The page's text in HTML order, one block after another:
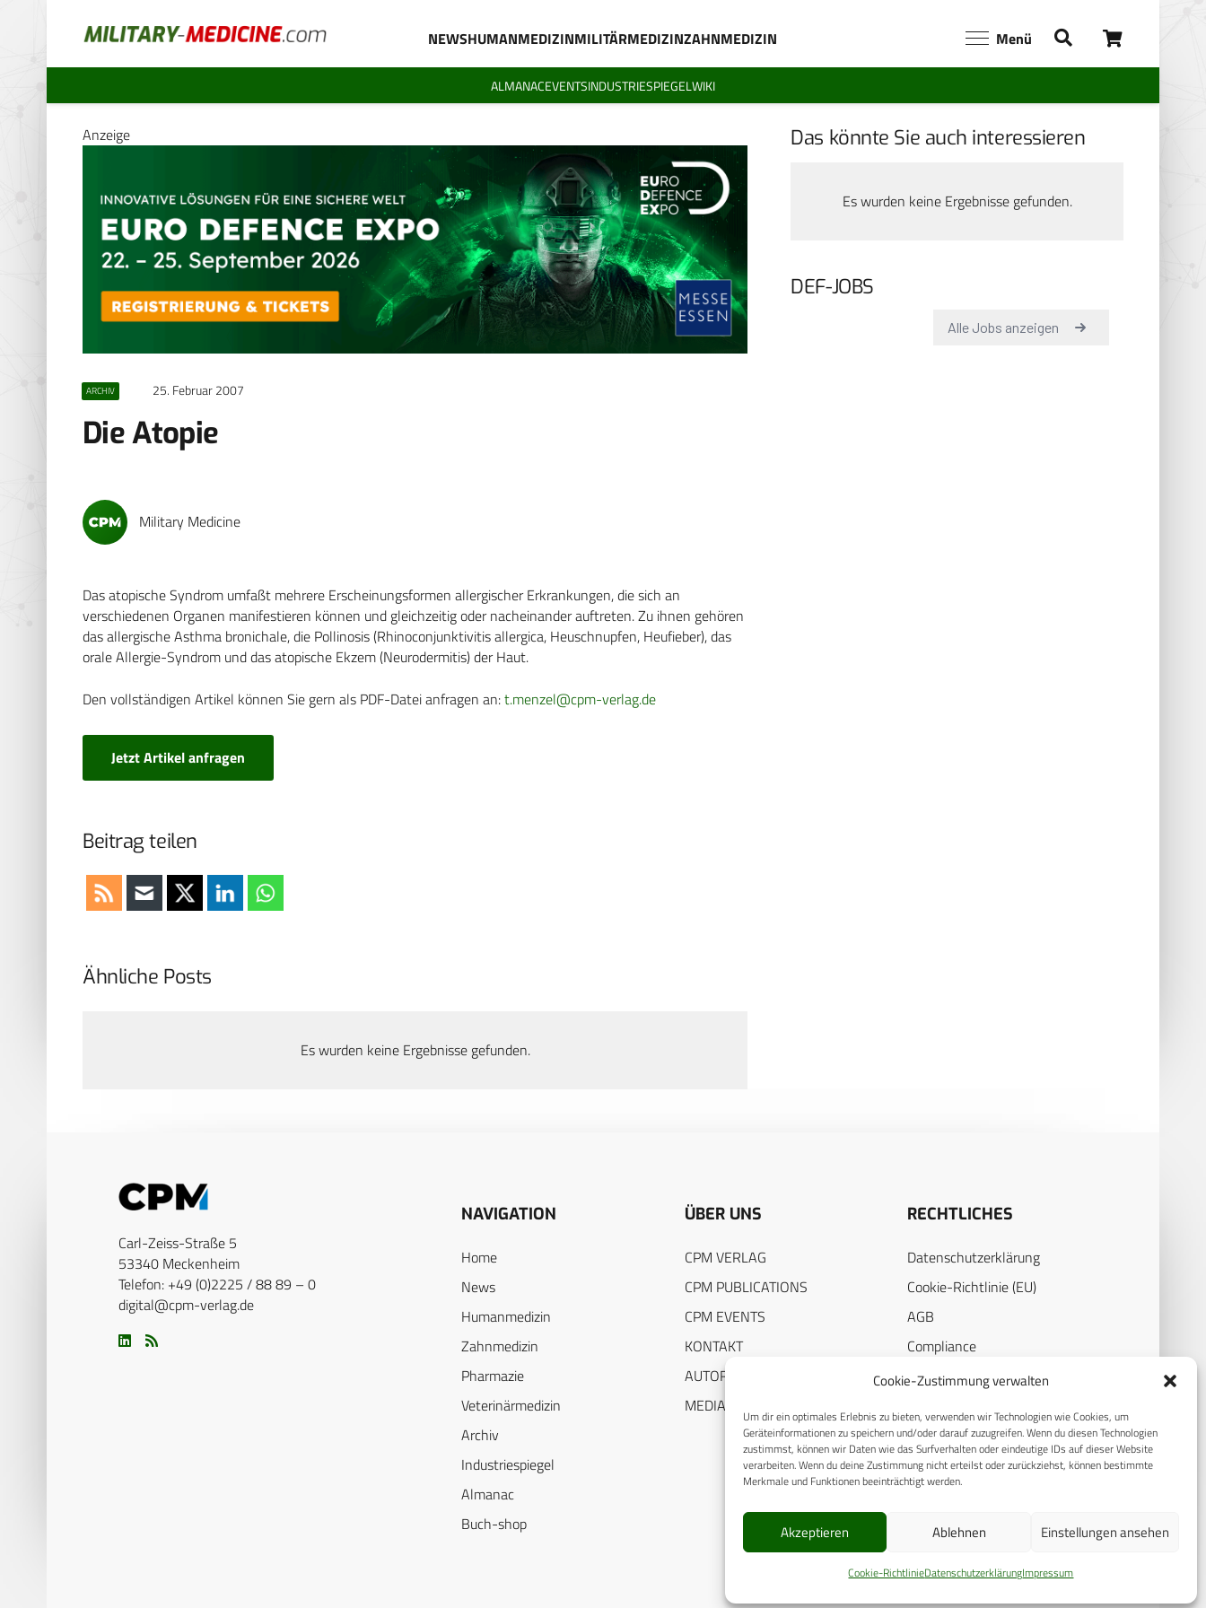
Cookie-Zustimmung verwalten
Um dir ein optimales Erlebnis zu bieten, verwenden wir Technologien wie Cookies, um
Geräteinformationen zu speichern und/oder darauf zuzugreifen. Wenn du diesen Technologien
zustimmst, können wir Daten wie das Surfverhalten oder eindeutige IDs auf dieser Website
verarbeiten. Wenn du deine Zustimmung nicht erteilst oder zurückziehst, können bestimmte
Merkmale und Funktionen beeinträchtigt werden.
Akzeptieren Ablehnen Einstellungen ansehen
Cookie-RichtlinieDatenschutzerklärungImpressum
NEWSHUMANMEDIZINMILITÄRMEDIZINZAHNMEDIZIN Menü
ALMANACEVENTSINDUSTRIESPIEGELWIKI
Anzeige
ARCHIV 25. Februar 2007
Die Atopie
Military Medicine
Das atopische Syndrom umfaßt mehrere Erscheinungsformen allergischer Erkrankungen, die sich an
verschiedenen Organen manifestieren können und gleichzeitig oder nacheinander auftreten. Zu ihnen gehören
das allergische Asthma bronichale, die Pollinosis (Rhinoconjunktivitis allergica, Heuschnupfen, Heufieber), das
orale Allergie-Syndrom und das atopische Ekzem (Neurodermitis) der Haut.
Den vollständigen Artikel können Sie gern als PDF-Datei anfragen an:t.menzel@cpm-verlag.de
Jetzt Artikel anfragen
Beitrag teilen
Das könnte Sie auch interessieren
Es wurden keine Ergebnisse gefunden.
DEF-JOBS
Ähnliche Posts
Es wurden keine Ergebnisse gefunden.
Carl-Zeiss-Straße 5
53340 Meckenheim
Telefon: +49 (0)2225 / 88 89 – 0
digital@cpm-verlag.de
NAVIGATION
Home
News
Humanmedizin
Zahnmedizin
Pharmazie
Veterinärmedizin
Archiv
Industriespiegel
Almanac
Buch-shop
ÜBER UNS
CPM VERLAG
CPM PUBLICATIONS
CPM EVENTS
KONTAKT
AUTORENHINWEISE
MEDIADATEN
RECHTLICHES
Datenschutzerklärung
Cookie-Richtlinie (EU)
AGB
Compliance
Impressum
© 2025 CPM GmbH – Alle Rechte vorbehalten